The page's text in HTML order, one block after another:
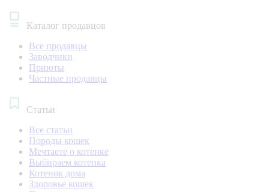
Каталог продавцов
Все продавцы
Заводчики
Приюты
Частные продавцы
Статьи
Все статьи
Породы кошек
Мечтаете о котенке
Выбираем котенка
Котенок дома
Здоровье кошек